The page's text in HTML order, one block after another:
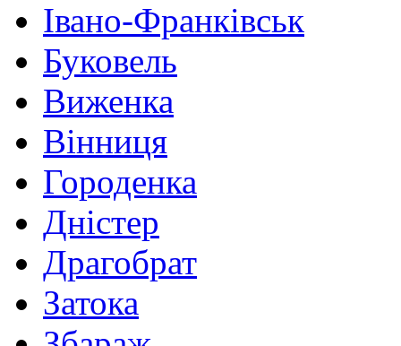
Івано-Франківськ
Буковель
Виженка
Вінниця
Городенка
Дністер
Драгобрат
Затока